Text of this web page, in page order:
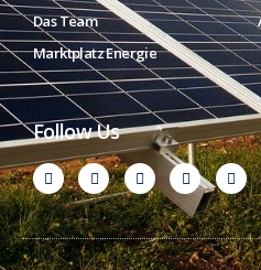
Das Team
Marktplatz Energie
Follow Us